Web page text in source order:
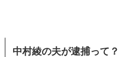
中村綾の夫が逮捕って？